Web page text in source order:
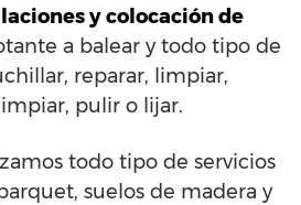
y colocación de
a balear y todo tipo de
reparar, limpiar,
pulir o lijar.
todo tipo de servicios
suelos de madera y